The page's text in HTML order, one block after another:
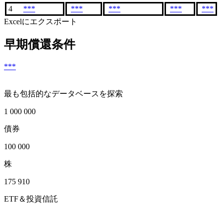
4
*** *** *** ***
***
Excelにエクスポート
早期償還条件
***
最も包括的なデータベースを探索
1 000 000
債券
100 000
株
175 910
ETF＆投資信託